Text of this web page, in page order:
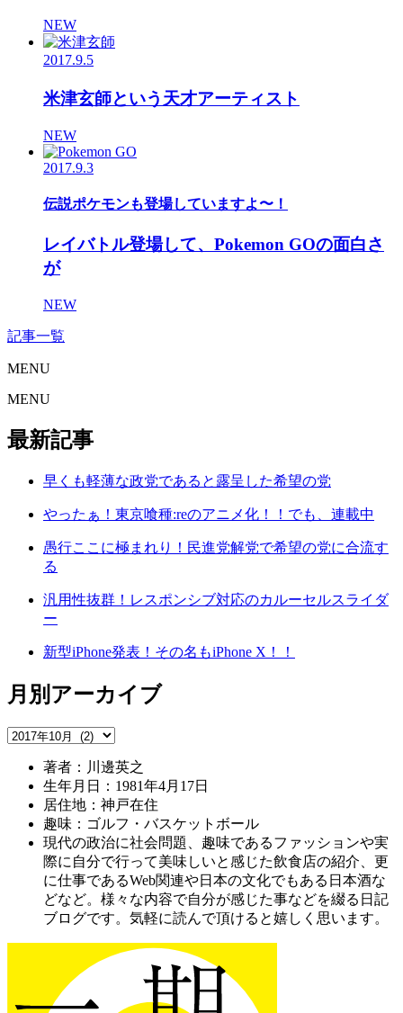
NEW
2017.9.5
米津玄師という天才アーティスト
NEW
2017.9.3
伝説ポケモンも登場していますよ〜！
レイバトル登場して、Pokemon GOの面白さ
が
NEW
記事一覧
MENU
MENU
最新記事
早くも軽薄な政党であると露呈した希望の党
やったぁ！東京喰種:reのアニメ化！！でも、連載中
愚行ここに極まれり！民進党解党で希望の党に合流す
る
汎用性抜群！レスポンシブ対応のカルーセルスライダ
ー
新型iPhone発表！その名もiPhone X！！
月別アーカイブ
著者：川邊英之
生年月日：1981年4月17日
居住地：神戸在住
趣味：ゴルフ・バスケットボール
現代の政治に社会問題、趣味であるファッションや実
際に自分で行って美味しいと感じた飲食店の紹介、更
に仕事であるWeb関連や日本の文化でもある日本酒な
どなど。様々な内容で自分が感じた事などを綴る日記
ブログです。気軽に読んで頂けると嬉しく思います。